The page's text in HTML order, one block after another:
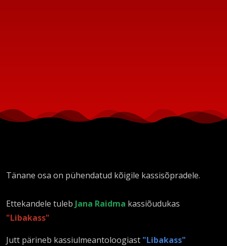
Tänane osa on pühendatud kõigile kassisõpradele.
Ettekandele tuleb Jana Raidma kassiõudukas
"Libakass"
Jutt pärineb kassiulmeantoloogiast "Libakass"